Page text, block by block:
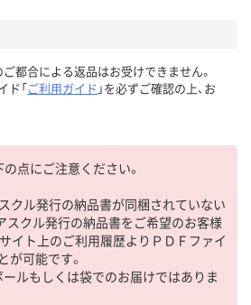
ご都合による返品はお受けできません。
ド「ご利用ガイド 」を必ずご確認の上、お
点にご注意ください。
スクル発行の納品書が同梱されていない
スクル発行の納品書をご希望のお客様
サイト上のご利用履歴よりＰＤＦファイ
が可能です。
ールもしくは袋でのお届けではありま